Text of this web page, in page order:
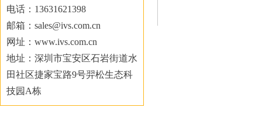
电话：13631621398
邮箱：sales@ivs.com.cn
网址：www.ivs.com.cn
地址：深圳市宝安区石岩街道水
田社区捷家宝路9号羿松生态科
技园A栋